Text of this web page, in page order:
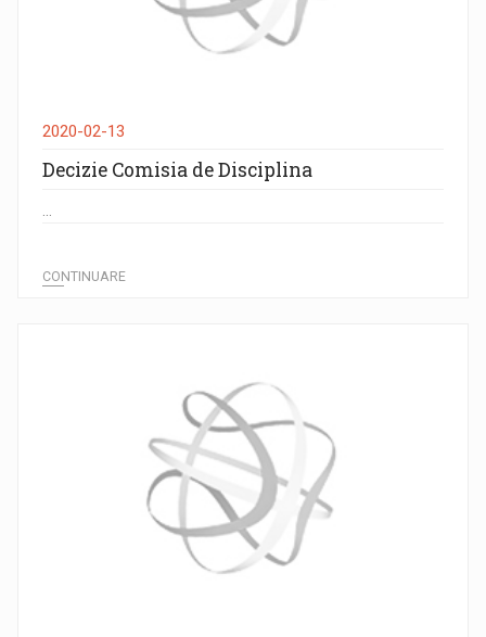
2020-02-13
Decizie Comisia de Disciplina
...
CONTINUARE